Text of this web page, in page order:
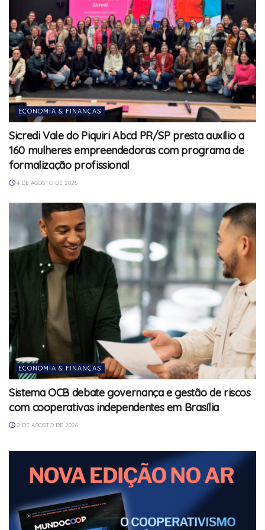
ECONOMIA & FINANÇAS
Sicredi Vale do Piquiri Abcd PR/SP presta auxílio a
160 mulheres empreendedoras com programa de
formalização profissional
4 DE AGOSTO DE 2026
ECONOMIA & FINANÇAS
Sistema OCB debate governança e gestão de riscos
com cooperativas independentes em Brasília
2 DE AGOSTO DE 2026